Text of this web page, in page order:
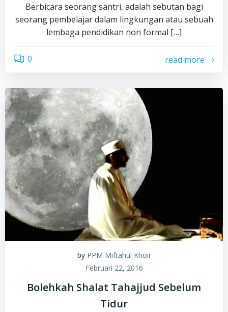
Berbicara seorang santri, adalah sebutan bagi
seorang pembelajar dalam lingkungan atau sebuah
lembaga pendidikan non formal […]
0 read more
by PPM Miftahul Khoir
Februari 22, 2016
Bolehkah Shalat Tahajjud Sebelum
Tidur